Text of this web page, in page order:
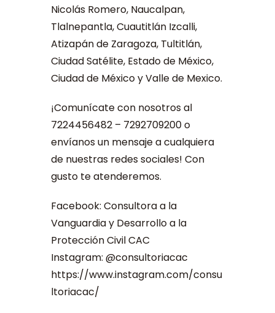
Nicolás Romero, Naucalpan,
Tlalnepantla, Cuautitlán Izcalli,
Atizapán de Zaragoza, Tultitlán,
Ciudad Satélite, Estado de México,
Ciudad de México y Valle de Mexico.
¡Comunícate con nosotros al
7224456482 – 7292709200 o
envíanos un mensaje a cualquiera
de nuestras redes sociales! Con
gusto te atenderemos.
Facebook: Consultora a la
Vanguardia y Desarrollo a la
Protección Civil CAC
Instagram: @consultoriacac
https://www.instagram.com/consu
ltoriacac/